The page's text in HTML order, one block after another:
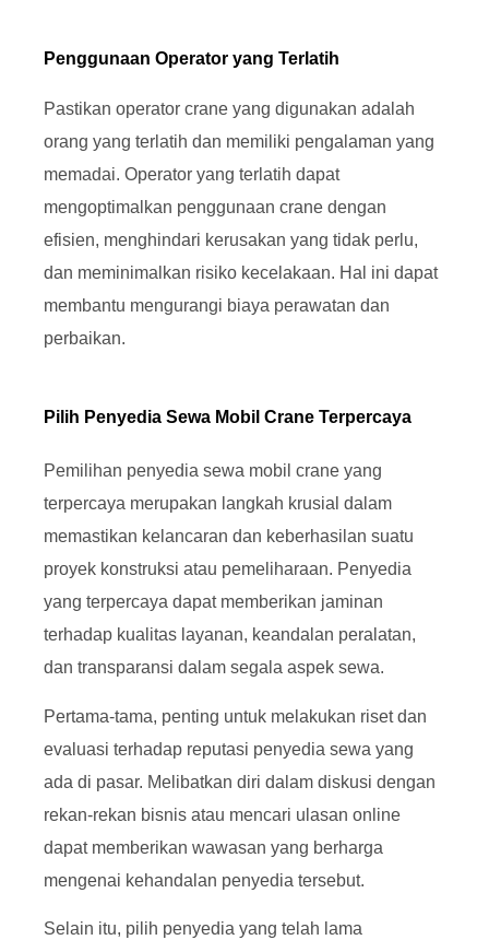
Penggunaan Operator yang Terlatih
Pastikan operator crane yang digunakan adalah
orang yang terlatih dan memiliki pengalaman yang
memadai. Operator yang terlatih dapat
mengoptimalkan penggunaan crane dengan
efisien, menghindari kerusakan yang tidak perlu,
dan meminimalkan risiko kecelakaan. Hal ini dapat
membantu mengurangi biaya perawatan dan
perbaikan.
Pilih Penyedia Sewa Mobil Crane Terpercaya
Pemilihan penyedia sewa mobil crane yang
terpercaya merupakan langkah krusial dalam
memastikan kelancaran dan keberhasilan suatu
proyek konstruksi atau pemeliharaan. Penyedia
yang terpercaya dapat memberikan jaminan
terhadap kualitas layanan, keandalan peralatan,
dan transparansi dalam segala aspek sewa.
Pertama-tama, penting untuk melakukan riset dan
evaluasi terhadap reputasi penyedia sewa yang
ada di pasar. Melibatkan diri dalam diskusi dengan
rekan-rekan bisnis atau mencari ulasan online
dapat memberikan wawasan yang berharga
mengenai kehandalan penyedia tersebut.
Selain itu, pilih penyedia yang telah lama